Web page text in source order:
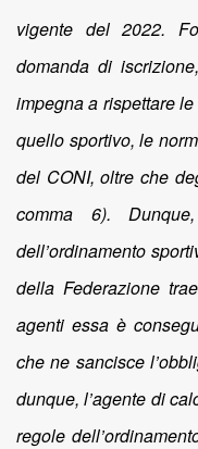
vigente del 2022.
domanda di
impegna a rispettare
quello sportivo, le
del CONI, oltre che
comma 6).
dell’ordinamento
della Federazione
agenti essa è
che ne sancisce
dunque, l’agente di
regole